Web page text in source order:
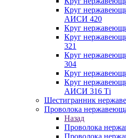
Круг
АИСИ 420
Круг
Круг
321
Круг
304
Круг
Круг
АИСИ 316 Тi
Шестигранник
Проволока
Назад
Проволока
Проволока